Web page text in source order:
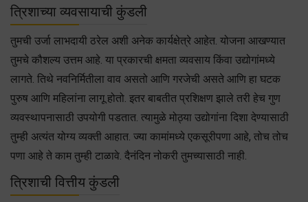
त्रिशाच्या व्यवसायाची कुंडली
तुमची उर्जा लाभदायी ठरेल अशी अनेक कार्यक्षेत्रे आहेत. योजना आखण्यात
तुमचे कौशल्य उत्तम आहे. या प्रकारची क्षमता व्यवसाय किंवा उद्योगांमध्ये
लागते. तिथे नवनिर्मितीला वाव असतो आणि गरजेची असते आणि हा घटक
पुरुष आणि महिलांना लागू होतो. इतर बाबतीत प्रशिक्षण झाले तरी हेच गुण
व्यवस्थापनासाठी उपयोगी पडतात. त्यामुळे मोठ्या उद्योगांना दिशा देण्यासाठी
तुम्ही अत्यंत योग्य व्यक्ती आहात. ज्या कामांमध्ये एकसूरीपणा आहे, तोच तोच
पणा आहे ते काम तुम्ही टाळावे. दैनंदिन नोकरी तुमच्यासाठी नाही.
त्रिशाची वित्तीय कुंडली